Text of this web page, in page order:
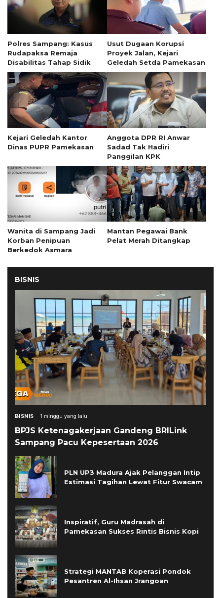
Polres Sampang: Kasus
Rudapaksa Remaja
Disabilitas Tahap Sidik
Usut Dugaan Korupsi
Proyek Jalan, Kejari
Geledah Setda Pamekasan
Kejari Geledah Kantor
Dinas PUPR Pamekasan
Anggota DPR RI Anwar
Sadad Tak Hadiri
Panggilan KPK
Wanita di Sampang Jadi
Korban Penipuan
Berkedok Asmara
Mantan Pegawai Bank
Pelat Merah Ditangkap
BISNIS
BISNIS 1 minggu yang lalu
BPJS Ketenagakerjaan Gandeng BRILink
Sampang Pacu Kepesertaan 2026
PLN UP3 Madura Ajak Pelanggan Intip
Estimasi Tagihan Lewat Fitur Swacam
Inspiratif, Guru Madrasah di
Pamekasan Sukses Rintis Bisnis Kopi
Strategi MANTAB Koperasi Pondok
Pesantren Al-Ihsan Jrangoan